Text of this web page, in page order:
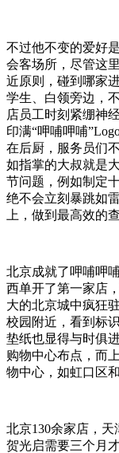
不过他不变的爱好
会客场所，尽管这
近原则，碰到哪家
学生、白领旁边，
店员工时刻紧绷神
印满“呷哺呷哺
在后厨，服务员们
如指掌的大叔就是
节问题，例如制定
绝不会立刻暴跳如
上，做到最高效的
北京成就了呷哺呷
西单开了第一家店
大的北京城中疯狂
校园附近，看到标
垫纸也显得与时俱
购物中心布点，而
物中心，如虹口区
北京130余家店，天
贺光启需要三个月